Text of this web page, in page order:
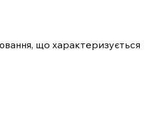
що характеризується